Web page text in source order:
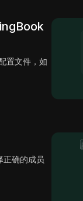
置文件，如
正确的成员